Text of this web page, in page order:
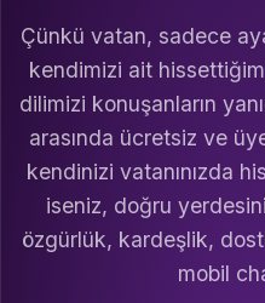
Çünkü vatan, sadece
kendimizi ait
dilimizi konuşanların
arasında ücretsiz ve
kendinizi vatanınızda
iseniz, doğru
özgürlük, kardeşlik,
mobil